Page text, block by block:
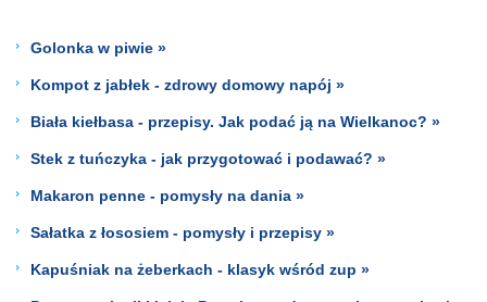
Golonka w piwie »
Kompot z jabłek - zdrowy domowy napój »
Biała kiełbasa - przepisy. Jak podać ją na Wielkanoc? »
Stek z tuńczyka - jak przygotować i podawać? »
Makaron penne - pomysły na dania »
Sałatka z łososiem - pomysły i przepisy »
Kapuśniak na żeberkach - klasyk wśród zup »